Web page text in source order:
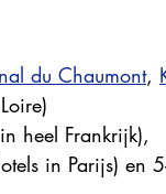
du Chaumont,
heel Frankrijk),
in Parijs) en